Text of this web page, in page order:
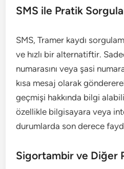
SMS ile Pratik
SMS, Tramer kaydı
ve hızlı bir alternatiftir.
numarasını veya şasi
kısa mesaj olarak
geçmişi hakkında bilgi
özellikle bilgisayara veya
durumlarda son derece
Sigortambir ve Diğer